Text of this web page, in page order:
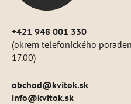
+421 948 001 330
(okrem telefonického
17.00)
obchod@kvitok.sk
info@kvitok.sk